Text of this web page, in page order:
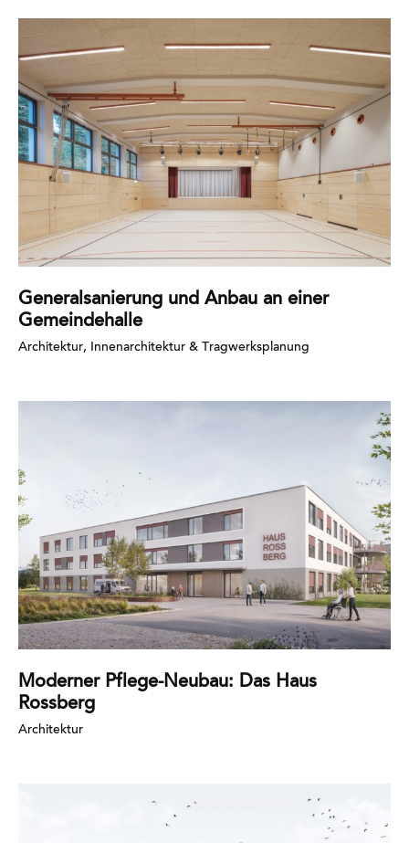
Generalsanierung und Anbau an einer
Gemeindehalle
Architektur, Innenarchitektur & Tragwerksplanung
erfahren
Moderner Pflege-Neubau: Das Haus
Rossberg
Architektur